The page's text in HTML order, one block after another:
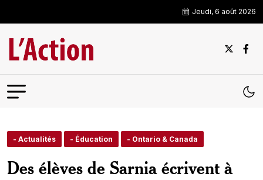
Jeudi, 6 août 2026
- Actualités - Éducation - Ontario & Canada
Des élèves de Sarnia écrivent à